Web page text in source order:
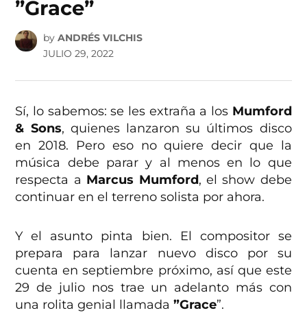
”Grace”
by ANDRÉS VILCHIS
JULIO 29, 2022
Sí, lo sabemos: se les extraña a los Mumford
& Sons, quienes lanzaron su últimos disco
en 2018. Pero eso no quiere decir que la
música debe parar y al menos en lo que
respecta a Marcus Mumford, el show debe
continuar en el terreno solista por ahora.
Y el asunto pinta bien. El compositor se
prepara para lanzar nuevo disco por su
cuenta en septiembre próximo, así que este
29 de julio nos trae un adelanto más con
una rolita genial llamada”Grace”.